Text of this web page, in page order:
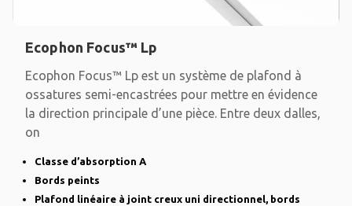
Ecophon Focus™ Lp
Ecophon Focus™ Lp est un système de plafond à
ossatures semi-encastrées pour mettre en évidence
la direction principale d’une pièce. Entre deux dalles,
on
Classe d’absorption A
Bords peints
Plafond linéaire à joint creux uni directionnel, bords